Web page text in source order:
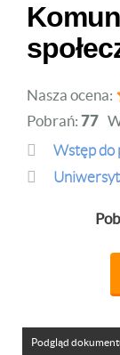
Nasza ocena:
Pobrań: 77
Wstęp
Podgląd